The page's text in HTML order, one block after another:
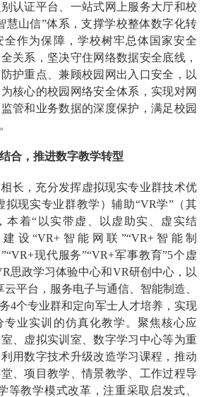
认证平台、一站式网上服务大厅和校
慧山信”体系，支撑学校整体数字化转
全作为保障，学校树牢总体国家安全
关系，坚决守住网络数据安全底线，
护重点、兼顾校园网出入口安全，以
核心的校园网络安全体系，实现对网
管和业务数据的深度保护，满足校园
。
合，推进数字教学转型
长，充分发挥虚拟现实专业群技术优
拟现实专业群教学）辅助“VR学”（其
本着“以实带虚、以虚助实、虚实结
设“VR+智能网联”“VR+智能制
现代服务”“VR+军事教育”5个虚
思政学习体验中心和VR研创中心，以
云平台，服务电子与通信、智能制造、
4个专业群和定向军士人才培养，实现
专业实训的仿真化教学。聚焦核心应
、虚拟实训室、数字学习中心等为重
用数字技术升级改造学习课程，推动
、项目教学、情景教学、工作过程导
等教学模式改革，注重采取启发式、